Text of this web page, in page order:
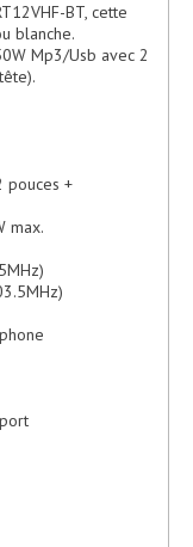
MP3
19")
BT, cette
blanche.
Mp3/Usb avec 2
pouces +
max.